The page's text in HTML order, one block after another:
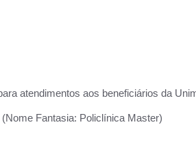
atendimentos aos beneficiários da
Fantasia: Policlínica Master)